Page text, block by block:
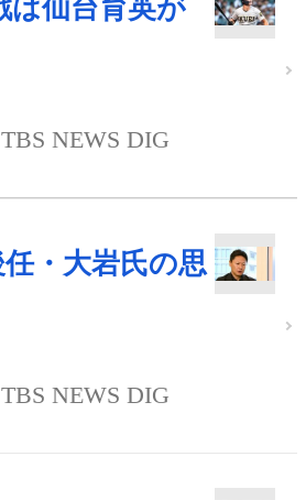
は仙台育英が
TBS NEWS DIG
・大岩氏の思
TBS NEWS DIG